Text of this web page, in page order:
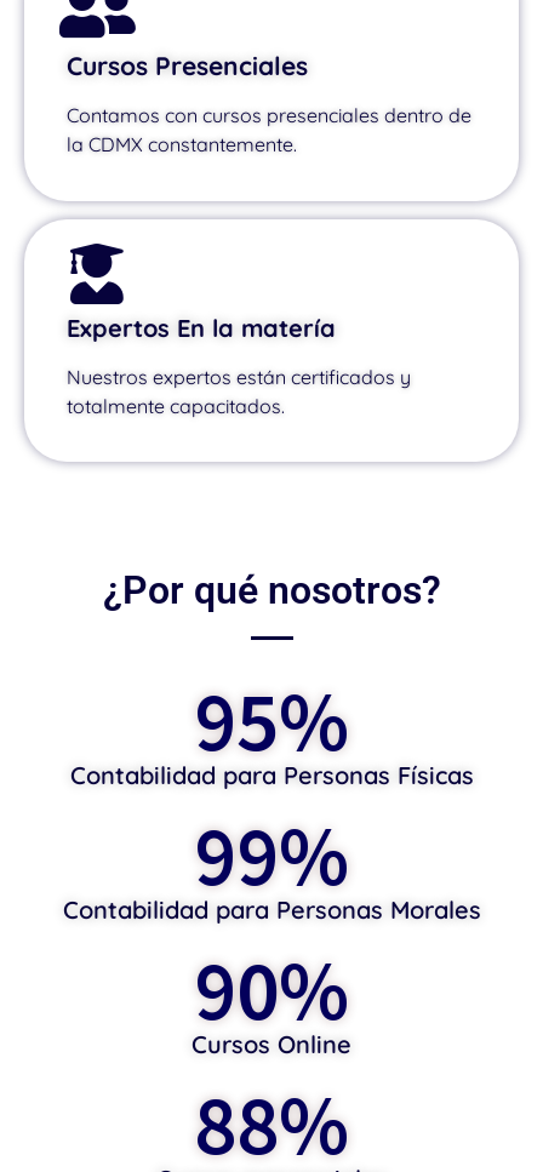
Cursos Presenciales
Contamos con cursos presenciales dentro de
la CDMX constantemente.
Expertos En la matería
Nuestros expertos están certificados y
totalmente capacitados.
¿Por qué nosotros?
Contabilidad para Personas Físicas
95%
Contabilidad para Personas Morales
99%
Cursos Online
90%
88%